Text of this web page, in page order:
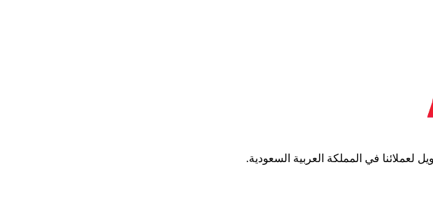
في المملكة العربية السعودية.